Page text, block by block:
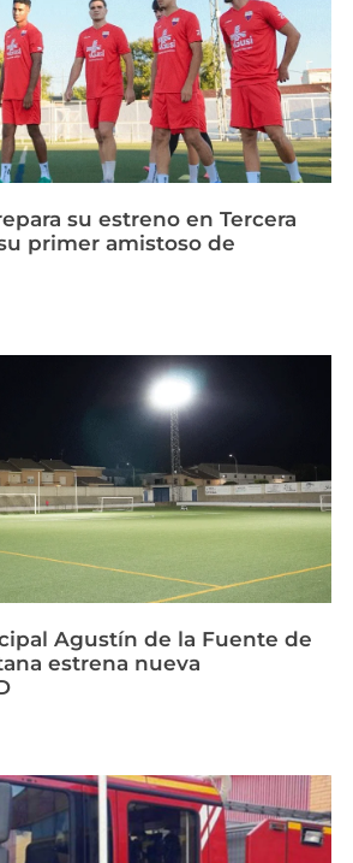
su estreno en Tercera
primer amistoso de
Agustín de la Fuente de
estrena nueva